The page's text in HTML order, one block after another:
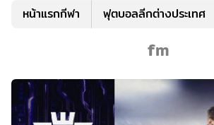
หน้าแรกกีฬา ฟุตบอลลีกต่างประเทศ
fm